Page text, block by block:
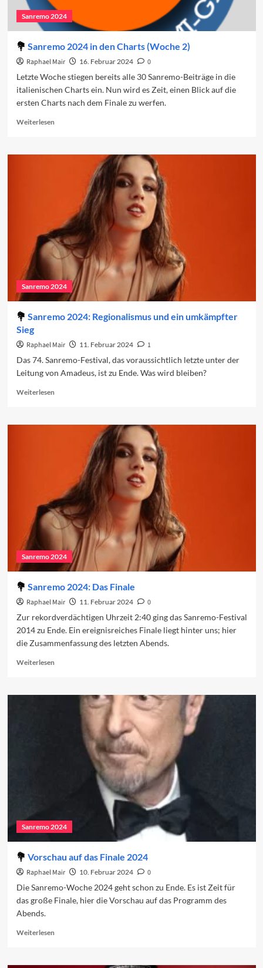
Sanremo 2024
Sanremo 2024 in den Charts (Woche 2)
Raphael Mair 16. Februar 2024
0
Letzte Woche stiegen bereits alle 30 Sanremo-Beiträge in die
italienischen Charts ein. Nun wird es Zeit, einen Blick auf die
ersten Charts nach dem Finale zu werfen.
WeiterlesenRead
Sanremo
(Woche
Sanremo 2024
Sanremo 2024: Regionalismus und ein umkämpfter
Sieg
Raphael Mair 11. Februar 2024
1
Das 74. Sanremo-Festival, das voraussichtlich letzte unter der
Leitung von Amadeus, ist zu Ende. Was wird bleiben?
WeiterlesenRead
Sanremo
Regionalismus
umkämpfter
Sieg
Sanremo 2024
Sanremo 2024: Das Finale
Raphael Mair 11. Februar 2024
0
Zur rekordverdächtigen Uhrzeit 2:40 ging das Sanremo-Festival
2014 zu Ende. Ein ereignisreiches Finale liegt hinter uns; hier
die Zusammenfassung des letzten Abends.
WeiterlesenRead
Sanremo
Sanremo 2024
Vorschau auf das Finale 2024
Raphael Mair 10. Februar 2024
0
Die Sanremo-Woche 2024 geht schon zu Ende. Es ist Zeit für
das große Finale, hier die Vorschau auf das Programm des
Abends.
WeiterlesenRead
Vorschau